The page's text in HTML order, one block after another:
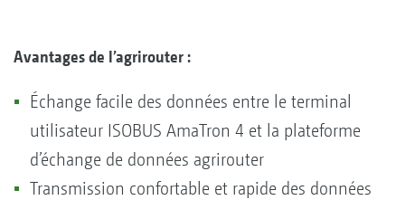
Avantages de l’agrirouter :
Échange facile des données entre le terminal
utilisateur ISOBUS AmaTron 4 et la plateforme
d’échange de données agrirouter
Transmission confortable et rapide des données